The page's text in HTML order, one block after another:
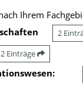
Ihrem
2
2 Einträge